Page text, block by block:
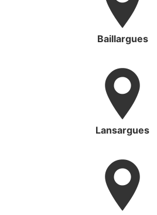
Baillargues
Lansargues